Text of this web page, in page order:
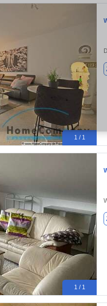
1 / 1
1 / 1